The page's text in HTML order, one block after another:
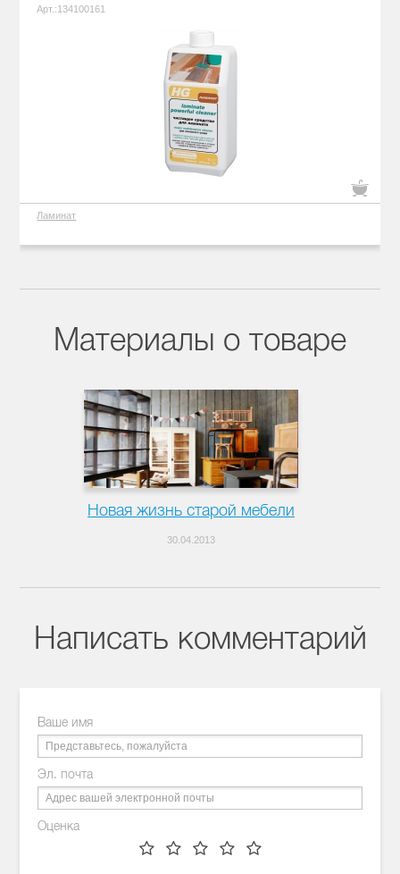
Арт.:134100161
Ламинат
Материалы о товаре
Новая жизнь старой мебели
30.04.2013
Написать комментарий
Ваше имя
Эл. почта
Оценка